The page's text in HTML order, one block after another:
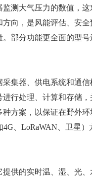
测大气压力的数值，
向，是风能评估、安
部分功能更全面的型
集器、供电系统和通
行处理、计算和存储，
方案，以保证在野外
、LoRaWAN、卫星
供的实时温、湿、光